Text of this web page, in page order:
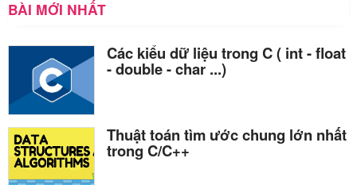
BÀI MỚI NHẤT
Các kiểu dữ liệu trong C ( int - float
- double - char ...)
Thuật toán tìm ước chung lớn nhất
trong C/C++